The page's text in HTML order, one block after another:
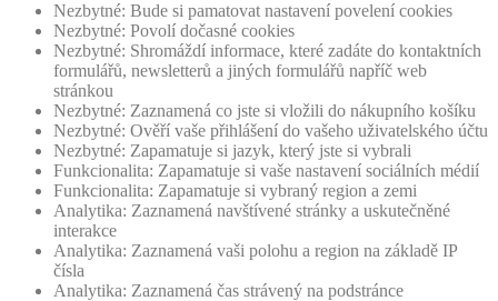
Nezbytné: Bude si pamatovat nastavení povelení cookies
Nezbytné: Povolí dočasné cookies
Nezbytné: Shromáždí informace, které zadáte do kontaktních
formulářů, newsletterů a jiných formulářů napříč web
stránkou
Nezbytné: Zaznamená co jste si vložili do nákupního košíku
Nezbytné: Ověří vaše přihlášení do vašeho uživatelského účtu
Nezbytné: Zapamatuje si jazyk, který jste si vybrali
Funkcionalita: Zapamatuje si vaše nastavení sociálních médií
Funkcionalita: Zapamatuje si vybraný region a zemi
Analytika: Zaznamená navštívené stránky a uskutečněné
interakce
Analytika: Zaznamená vaši polohu a region na základě IP
čísla
Analytika: Zaznamená čas strávený na podstránce